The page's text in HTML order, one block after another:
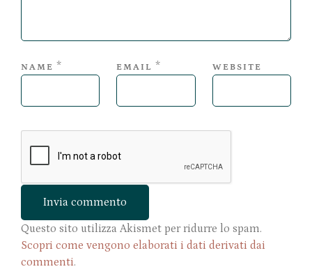
NAME * EMAIL * WEBSITE
Questo sito utilizza Akismet per ridurre lo spam.
Scopri come vengono elaborati i dati derivati dai
commenti.